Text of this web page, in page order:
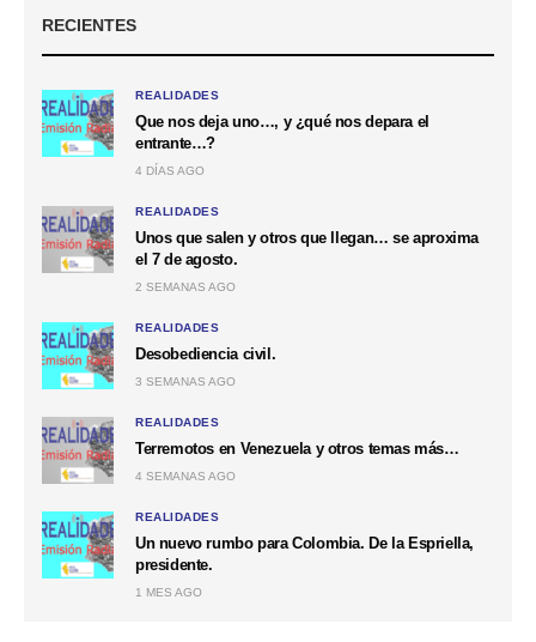
RECIENTES
REALIDADES
Que nos deja uno…, y ¿qué nos depara el
entrante…?
4 DÍAS AGO
REALIDADES
Unos que salen y otros que llegan… se aproxima
el 7 de agosto.
2 SEMANAS AGO
REALIDADES
Desobediencia civil.
3 SEMANAS AGO
REALIDADES
Terremotos en Venezuela y otros temas más…
4 SEMANAS AGO
REALIDADES
Un nuevo rumbo para Colombia. De la Espriella,
presidente.
1 MES AGO